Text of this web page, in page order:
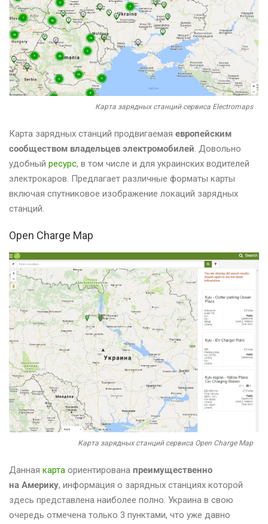
Карта зарядных станций сервиса Electromaps
Карта зарядных станций продвигаемая европейским
сообществом владельцев электромобилей. Довольно
удобный ресурс, в том числе и для украинских водителей
электрокаров. Предлагает различные форматы карты
включая спутниковое изображение локаций зарядных
станций.
Open Charge Map
Карта зарядных станций сервиса Open Charge Map
Данная карта ориентирована преимущественно
на Америку, информация о зарядных станциях которой
здесь представлена наиболее полно. Украина в свою
очередь отмечена только 3 пунктами, что уже давно